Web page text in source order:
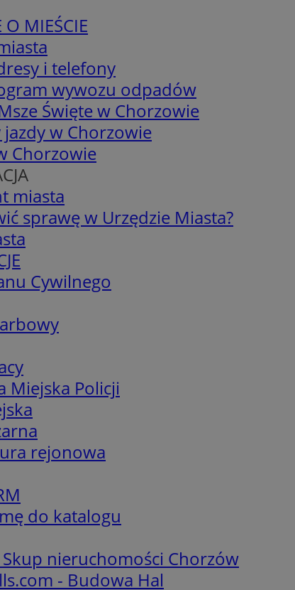
O MIEŚCIE
i telefony
wywozu odpadów
Święte w Chorzowie
jazdy w Chorzowie
Chorzowie
miasta
sprawę w Urzędzie Miasta?
Cywilnego
Miejska Policji
rejonowa
do katalogu
nieruchomości Chorzów
- Budowa Hal